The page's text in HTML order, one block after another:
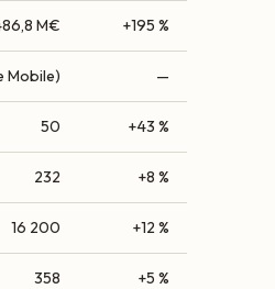
M€ +195 %
Mobile) —
50 +43 %
232 +8 %
16 200 +12 %
358 +5 %